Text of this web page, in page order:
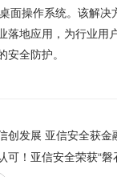
面操作系统。该解决
落地应用，为行业用
全防护。
创发展 亚信安全获金融
亚信安全荣获“磐石行动